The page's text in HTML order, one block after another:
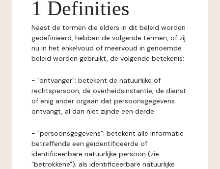
1 Definities
Naast de termen die elders in dit beleid worden
gedefinieerd, hebben de volgende termen, of zij
nu in het enkelvoud of meervoud in genoemde
beleid worden gebruikt, de volgende betekenis:
- "ontvanger": betekent de natuurlijke of
rechtspersoon, de overheidsinstantie, de dienst
of enig ander orgaan dat persoonsgegevens
ontvangt, al dan niet zijnde een derde.
- "persoonsgegevens": betekent alle informatie
betreffende een geïdentificeerde of
identificeerbare natuurlijke persoon (zie
"betrokkene"); als identificeerbare natuurlijke